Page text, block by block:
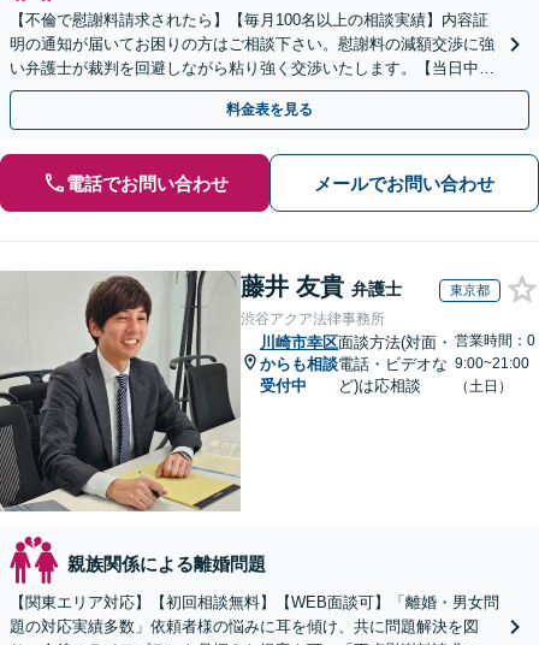
【不倫で慰謝料請求されたら】【毎月100名以上の相談実績】内容証
明の通知が届いてお困りの方はご相談下さい。慰謝料の減額交渉に強
い弁護士が裁判を回避しながら粘り強く交渉いたします。【当日中の
相談可(予約制)】【神奈川県全域対応】
料金表を見る
電話でお問い合わせ メールでお問い合わせ
藤井 友貴 弁護士 東京都
渋谷アクア法律事務所
川崎市幸区
からも相談
受付中
面談方法(対面・
電話・ビデオな
ど)は応相談
営業時間：0
9:00~21:00
（土日）
親族関係による離婚問題
【関東エリア対応】【初回相談無料】【WEB面談可】「離婚・男女問
題の対応実績多数」依頼者様の悩みに耳を傾け、共に問題解決を図